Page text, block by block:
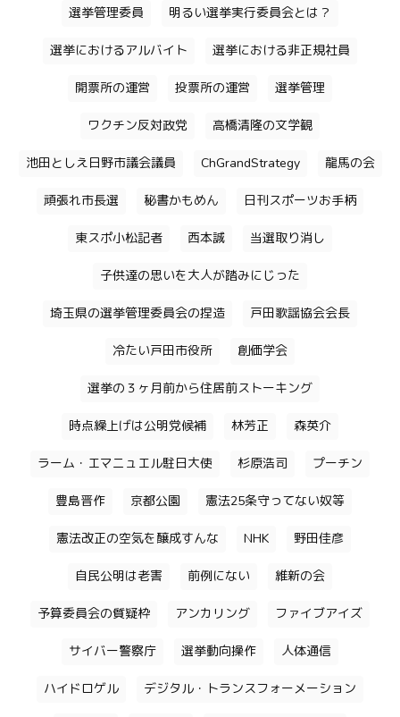
選挙管理委員 明るい選挙実行委員会とは？
選挙におけるアルバイト 選挙における非正規社員
開票所の運営 投票所の運営 選挙管理
ワクチン反対政党 高橋清隆の文学観
池田としえ日野市議会議員 ChGrandStrategy 龍馬の会
頑張れ市長選 秘書かもめん 日刊スポーツお手柄
東スポ小松記者 西本誠 当選取り消し
子供達の思いを大人が踏みにじった
埼玉県の選挙管理委員会の捏造 戸田歌謡協会会長
冷たい戸田市役所 創価学会
選挙の３ヶ月前から住居前ストーキング
時点繰上げは公明党候補 林芳正 森英介
ラーム・エマニュエル駐日大使 杉原浩司 プーチン
豊島晋作 京都公園 憲法25条守ってない奴等
憲法改正の空気を醸成すんな NHK 野田佳彦
自民公明は老害 前例にない 維新の会
予算委員会の質疑枠 アンカリング ファイブアイズ
サイバー警察庁 選挙動向操作 人体通信
ハイドロゲル デジタル・トランスフォーメーション